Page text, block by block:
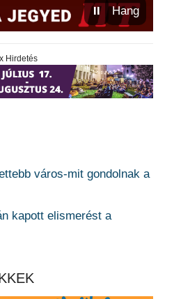
⏸ Hang
x Hirdetés
város-mit gondolnak a
kapott elismerést a